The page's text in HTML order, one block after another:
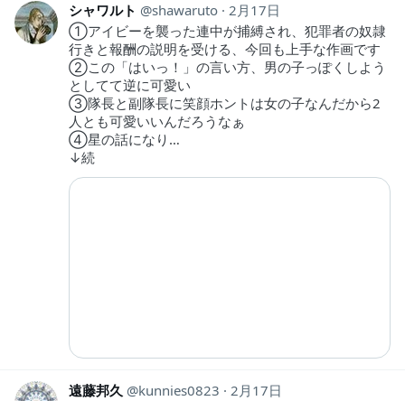
シャワルト shawaruto 2月17日
①アイビーを襲った連中が捕縛され、犯罪者の奴隷
行きと報酬の説明を受ける、今回も上手な作画です
②この「はいっ！」の言い方、男の子っぽくしよう
としてて逆に可愛い
③隊長と副隊長に笑顔ホントは女の子なんだから2
人とも可愛いいんだろうなぁ
④星の話になり…
↓続
遠藤邦久 kunnies0823
2月17日